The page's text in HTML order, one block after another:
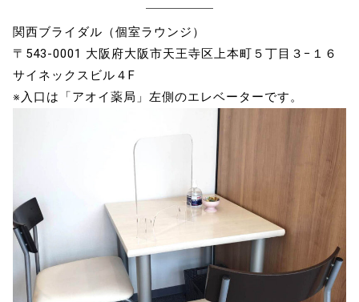
関西ブライダル（個室ラウンジ）
〒543-0001 大阪府大阪市天王寺区上本町５丁目３−１６
サイネックスビル４F
※入口は「アオイ薬局」左側のエレベーターです。